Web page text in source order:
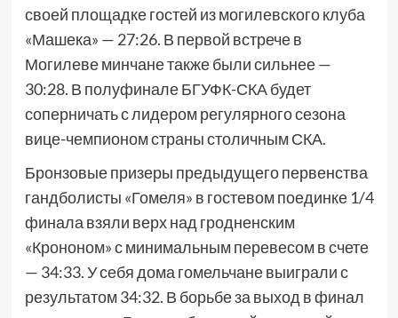
своей площадке гостей из могилевского клуба
«Машека» — 27:26. В первой встрече в
Могилеве минчане также были сильнее —
30:28. В полуфинале БГУФК-СКА будет
соперничать с лидером регулярного сезона
вице-чемпионом страны столичным СКА.
Бронзовые призеры предыдущего первенства
гандболисты «Гомеля» в гостевом поединке 1/4
финала взяли верх над гродненским
«Крононом» с минимальным перевесом в счете
— 34:33. У себя дома гомельчане выиграли с
результатом 34:32. В борьбе за выход в финал